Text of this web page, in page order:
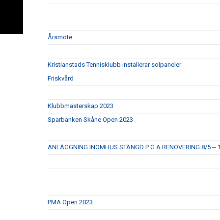
Årsmöte
Kristianstads Tennisklubb installerar solpaneler
Friskvård
Klubbmästerskap 2023
Sparbanken Skåne Open 2023
ANLÄGGNING INOMHUS STÄNGD P G A RENOVERING 8/5 --
PMA Open 2023